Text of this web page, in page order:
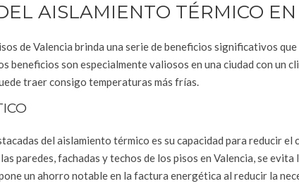
AISLAMIENTO TÉRMICO
de Valencia brinda una serie de beneficios significativos
beneficios son especialmente valiosos en una ciudad con un
traer consigo temperaturas más frías.
del aislamiento térmico es su capacidad para reducir
paredes, fachadas y techos de los pisos en Valencia, se
un ahorro notable en la factura energética al reducir la